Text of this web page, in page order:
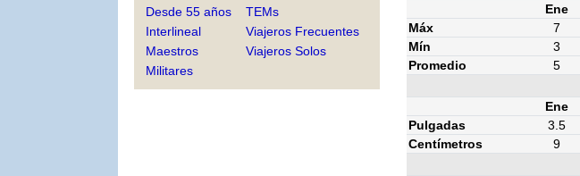
Desde 55 años
Interlineal
Maestros
Militares
TEMs
Viajeros Frecuentes
Viajeros Solos
Ene
Máx
7
Mín
3
Promedio
5
Ene
Pulgadas
3.5
Centímetros
9